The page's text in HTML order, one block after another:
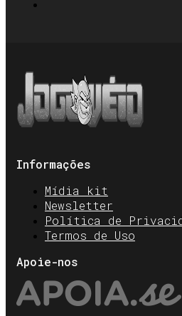
Informações
Mídia kit
Newsletter
Política de
Termos de Uso
Apoie-nos